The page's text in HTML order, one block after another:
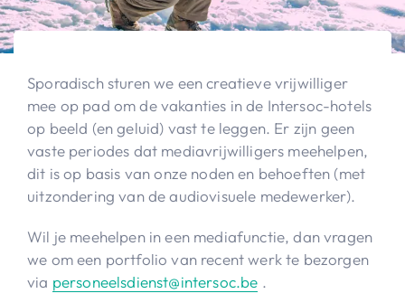
Sporadisch sturen we een creatieve vrijwilliger
mee op pad om de vakanties in de Intersoc-hotels
op beeld (en geluid) vast te leggen. Er zijn geen
vaste periodes dat mediavrijwilligers meehelpen,
dit is op basis van onze noden en behoeften (met
uitzondering van de audiovisuele medewerker).
Wil je meehelpen in een mediafunctie, dan vragen
we om een portfolio van recent werk te bezorgen
via personeelsdienst@intersoc.be .